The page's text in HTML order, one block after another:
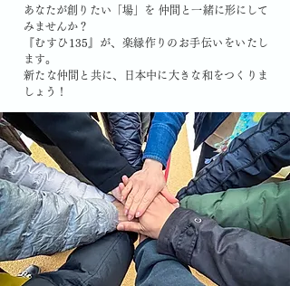
あなたが創りたい「場」を 仲間と一緒に形にして
みませんか？
『むすひ135』が、楽縁作りのお手伝いをいたし
ます。
新たな仲間と共に、日本中に大きな和をつくりま
しょう！